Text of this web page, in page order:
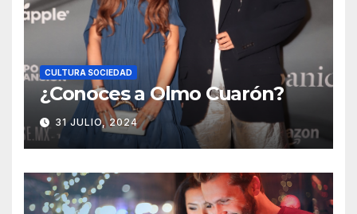
CULTURA SOCIEDAD
¿Conoces a Olmo Cuarón?
31 JULIO, 2024